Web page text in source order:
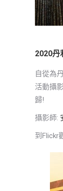
2020丹
自從為
活動攝
歸!
攝影師:
到Flickr